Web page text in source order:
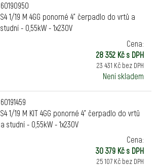
60190950
S4 1/19 M 4GG ponorné 4" čerpadlo do vrtů a
studní - 0,55kW - 1x230V
Cena:
28 352 Kč s DPH
23 431 Kč bez DPH
Není skladem
60191459
S4 1/19 M KIT 4GG ponorné 4" čerpadlo do vrtů
a studní - 0,55kW - 1x230V
Cena:
30 379 Kč s DPH
25 107 Kč bez DPH